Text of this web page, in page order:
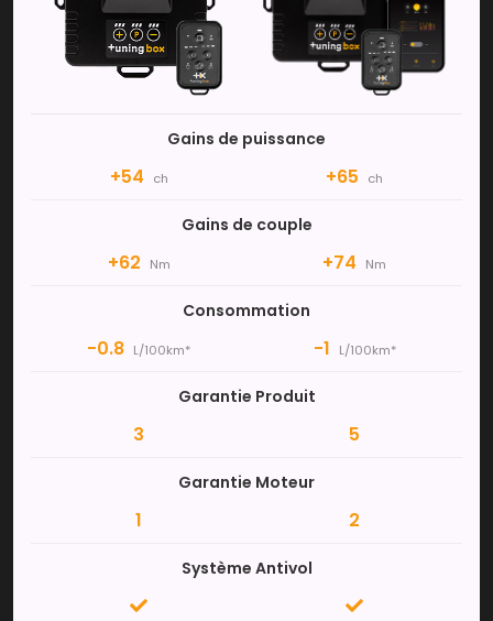
Gains de puissance
+54 ch +65 ch
Gains de couple
+62 Nm +74 Nm
Consommation
-0.8 L/100km* -1 L/100km*
Garantie Produit
3 5
Garantie Moteur
1 2
Système Antivol